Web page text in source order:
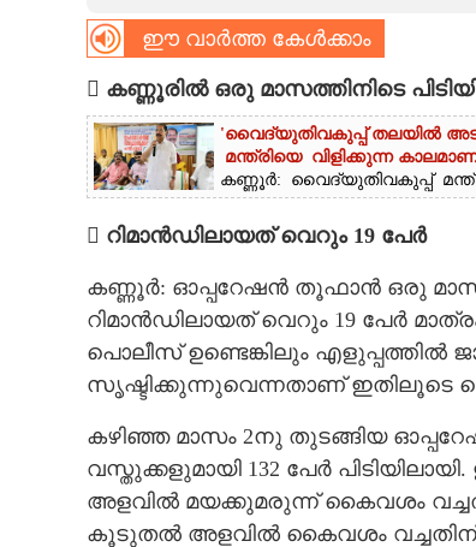
CARTOONS
LITERATURE
ഈ വാർത്ത കേൾക്കാം
 കണ്ണൂരിൽ ഒരു മാസത്തിനിടെ
'വൈദ്യുതിവകുപ്പ് തലയിൽ
മന്ത്രിയെ വിളിക്കുന്ന
കണ്ണൂർ: വൈദ്യുതിവകുപ്പ്
 റിമാൻഡിലായത് വെറും 19 പേർ
കണ്ണൂർ: ഓപ്പറേഷൻ തൂഫാൻ ഒരു മാസം
റിമാൻഡിലായത് വെറും 19 പേർ
പൊലീസ് ഉണ്ടെങ്കിലും എളുപ്പത്തിൽ
സൃഷ്ടിക്കുന്നുവെന്നതാണ് ഇതിലൂടെ
കഴിഞ്ഞ മാസം 2നു തുടങ്ങിയ
വസ്തുക്കളുമായി 132 പേർ
അളവിൽ മയക്കുമരുന്ന് കൈവശം
കൂടുതൽ അളവിൽ കൈവശം വച്ചതിന്